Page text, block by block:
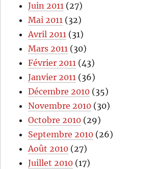
Juin 2011 (27)
Mai 2011 (32)
Avril 2011 (31)
Mars 2011 (30)
Février 2011 (43)
Janvier 2011 (36)
Décembre 2010 (35)
Novembre 2010 (30)
Octobre 2010 (29)
Septembre 2010 (26)
Août 2010 (27)
Juillet 2010 (17)